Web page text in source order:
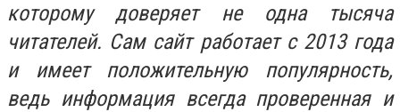
которому доверяет не одна тысяча
читателей. Сам сайт работает с 2013 года
и имеет положительную популярность,
ведь информация всегда проверенная и